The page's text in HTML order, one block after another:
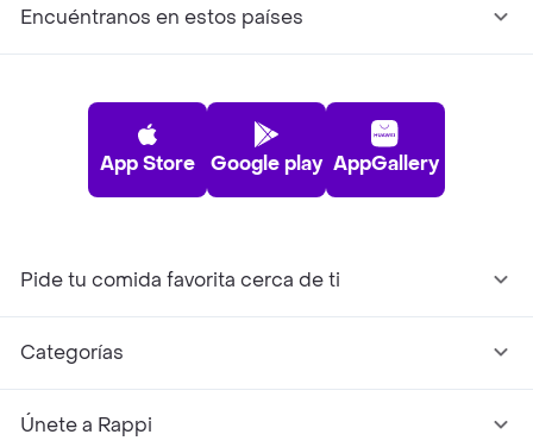
Encuéntranos en estos países
App Store Google play AppGallery
Pide tu comida favorita cerca de ti
Categorías
Únete a Rappi